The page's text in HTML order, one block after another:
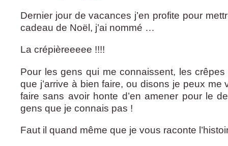
Dernier jour de vacances j’en profite pour
cadeau de Noël, j’ai nommé …
La crépièreeeee !!!!
Pour les gens qui me connaissent, les crêpes
que j’arrive à bien faire, ou disons je peux me
faire sans avoir honte d’en amener pour le
gens que je connais pas !
Faut il quand même que je vous raconte